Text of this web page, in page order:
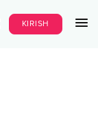
KIRISH